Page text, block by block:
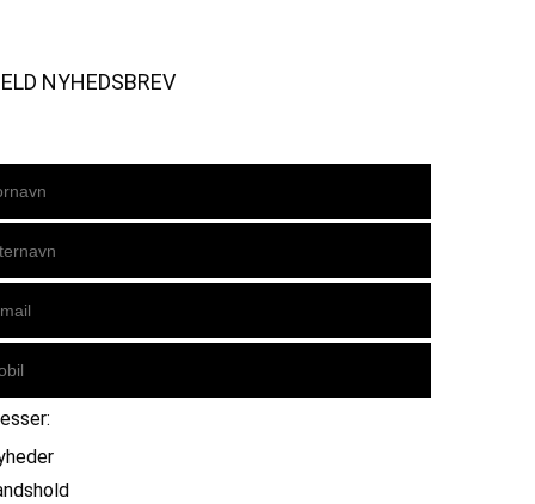
NYHEDSBREV